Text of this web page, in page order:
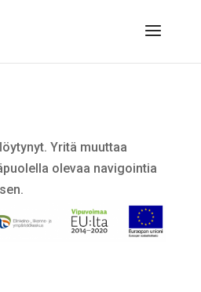
Yritä muuttaa
olevaa navigointia